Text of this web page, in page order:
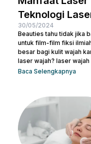
Teknologi
30/05/2024
Beauties tahu tidak jika
untuk film-film fiksi
besar bagi kulit wajah
laser wajah? laser
selebriti atau ahli
Jadi, jika kamu ingin
noda, atau
Baca Selengkapnya